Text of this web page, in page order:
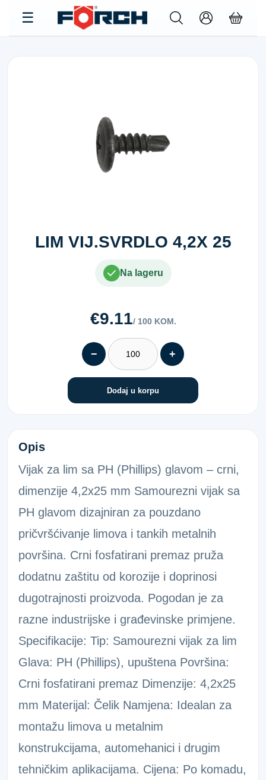
LIM VIJ.SVRDLO 4,2X 25
Na lageru
€9.11/ 100 KOM.
− +
Dodaj u korpu
LIM VIJ.SVRDLO 4,2X 25
Opis
Vijak za lim sa PH (Phillips) glavom – crni,
dimenzije 4,2x25 mm Samourezni vijak sa
PH glavom dizajniran za pouzdano
pričvršćivanje limova i tankih metalnih
površina. Crni fosfatirani premaz pruža
dodatnu zaštitu od korozije i doprinosi
dugotrajnosti proizvoda. Pogodan je za
razne industrijske i građevinske primjene.
Specifikacije: Tip: Samourezni vijak za lim
Glava: PH (Phillips), upuštena Površina:
Crni fosfatirani premaz Dimenzije: 4,2x25
mm Materijal: Čelik Namjena: Idealan za
montažu limova u metalnim
konstrukcijama, automehanici i drugim
tehničkim aplikacijama. Cijena: Po komadu,